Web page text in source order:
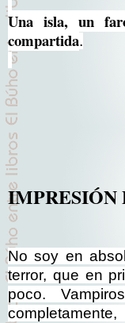
Una isla, un
compartida.
IMPRESIÓN
No soy en
terror, que en
poco.